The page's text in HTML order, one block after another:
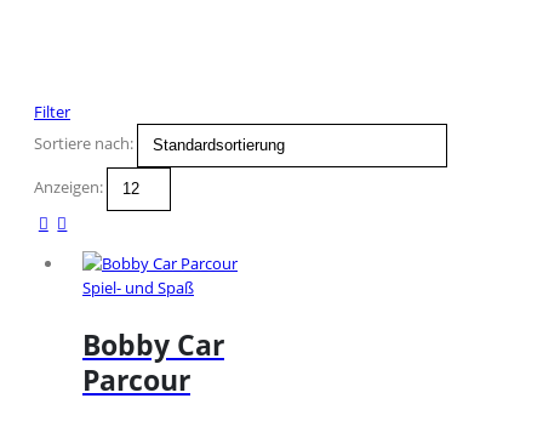
Filter
Sortiere nach:
Anzeigen:
Spiel- und Spaß
Bobby Car
Parcour